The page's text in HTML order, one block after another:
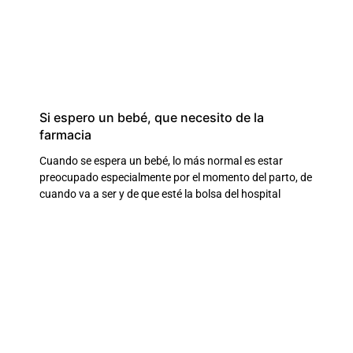
Si espero un bebé, que necesito de la
farmacia
Cuando se espera un bebé, lo más normal es estar
preocupado especialmente por el momento del parto, de
cuando va a ser y de que esté la bolsa del hospital